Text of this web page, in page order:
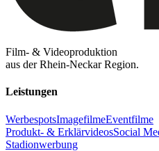
Film- & Videoproduktion
aus der Rhein-Neckar Region.
Leistungen
WerbespotsImagefilmeEventfilme
Produkt- & ErklärvideosSocial
Stadionwerbung